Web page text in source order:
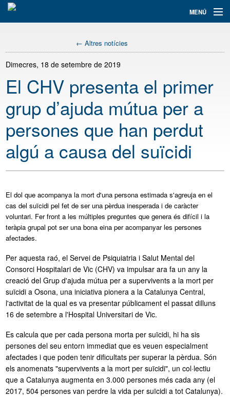
Navegació
principal
MENÚ
Docència
Recerca+i
El Consorci
Serveis
Col·labora
Cercador
Traductor
Sóc del CHV
← Altres notícies
Dimecres, 18 de setembre de 2019
El CHV presenta el primer
grup d’ajuda mútua per a
persones que han perdut
algú a causa del suïcidi
El dol que acompanya la mort d'una persona estimada s'agreuja en el
cas del suïcidi pel fet de ser una pèrdua inesperada i de caràcter
voluntari. Fer front a les múltiples preguntes que genera és difícil i la
teràpia grupal pot ser una bona eina per acompanyar les persones
afectades.
Per aquesta raó, el Servei de Psiquiatria i Salut Mental del
Consorci Hospitalari de Vic (CHV) va impulsar ara fa un any la
creació del Grup d'ajuda mútua per a supervivents a la mort per
suïcidi a Osona, una iniciativa pionera a la Catalunya Central,
l'activitat de la qual es va presentar públicament el passat dilluns
16 de setembre a l'Hospital Universitari de Vic.
Es calcula que per cada persona morta per suïcidi, hi ha sis
persones del seu entorn immediat que es veuen especialment
afectades i que poden tenir dificultats per superar la pèrdua. Són
els anomenats "supervivents a la mort per suïcidi", un col·lectiu
que a Catalunya augmenta en 3.000 persones més cada any (el
2017, 504 persones van perdre la vida per suïcidi a tot Catalunya).